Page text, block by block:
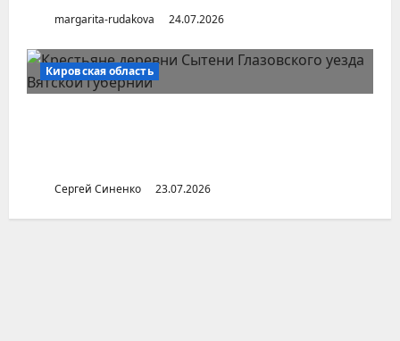
margarita-rudakova 24.07.2026
Кировская область
Сергей Синенко 23.07.2026